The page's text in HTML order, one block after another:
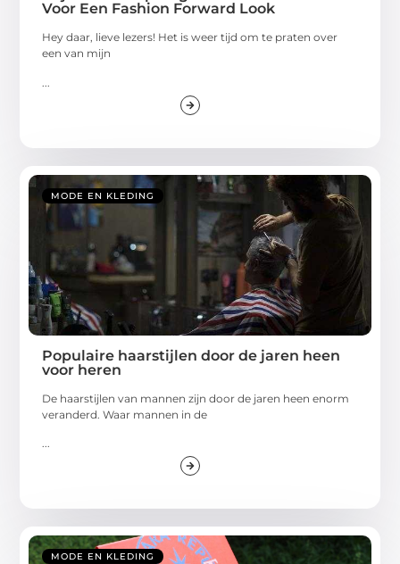
Voor Een Fashion Forward Look
Hey daar, lieve lezers! Het is weer tijd om te praten over
een van mijn
MODE EN KLEDING
Populaire haarstijlen door de jaren heen
voor heren
De haarstijlen van mannen zijn door de jaren heen enorm
veranderd. Waar mannen in de
...
MODE EN KLEDING